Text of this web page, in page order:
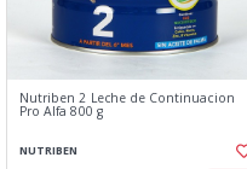
Nutriben 2 Leche de Continuacion
Pro Alfa 800 g
NUTRIBEN